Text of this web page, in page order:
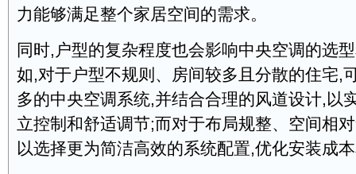
力能够满足整个家居空间的需求。
同时,户型的复杂程度也会影响中央空调的选
如,对于户型不规则、房间较多且分散的住宅,
多的中央空调系统,并结合合理的风道设计,以
立控制和舒适调节;而对于布局规整、空间相
以选择更为简洁高效的系统配置,优化安装成